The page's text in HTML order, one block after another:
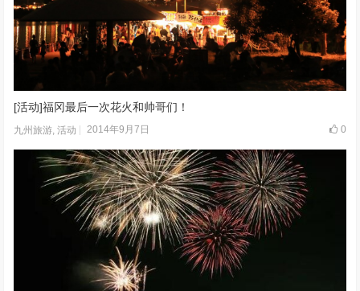
[活动]福冈最后一次花火和帅哥们！
九州旅游 ,活动 2014年9月7日 0